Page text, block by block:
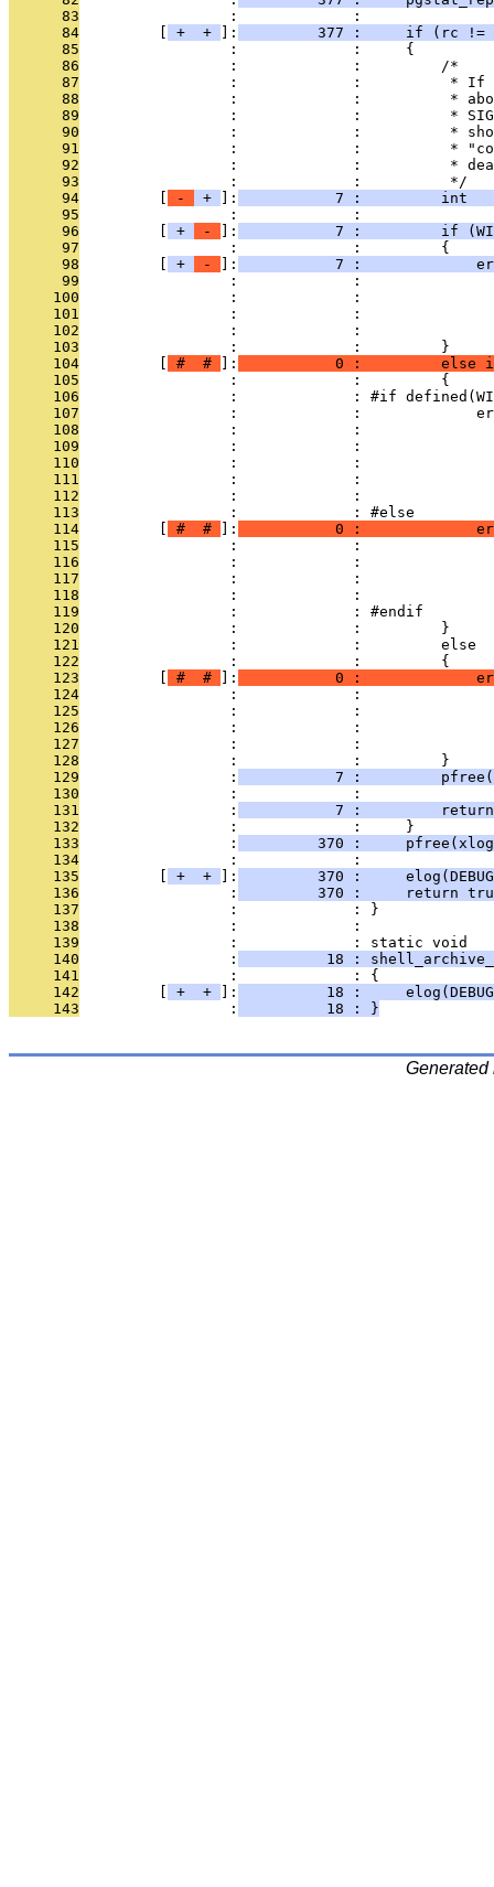
      83
                 :             :
      84
+ + ]:
377 :     if (rc !=
      85
                 :             :     {
      86
                 :             :         /*
      87
:             :          *
      88
:             :          *
      89
:             :          *
      90
:             :          *
      91
:             :          *
      92
:             :          *
      93
                 :             :          */
      94
- + ]:
7 :         int
      95
                 :             :
      96
+ - ]:
7 :         if
      97
                 :             :         {
      98
+ - ]:
7 :
      99
:             :
     100
:             :
     101
:             :
     102
:             :
     103
                 :             :         }
     104
# # ]:
0 :         else
     105
                 :             :         {
     106
:             : #if
     107
:             :
     108
:             :
     109
:             :
     110
:             :
     111
:             :
     112
:             :
     113
                 :             : #else
     114
# # ]:
0 :
     115
:             :
     116
:             :
     117
:             :
     118
:             :
     119
                 :             : #endif
     120
                 :             :         }
     121
                 :             :         else
     122
                 :             :         {
     123
# # ]:
0 :
     124
:             :
     125
:             :
     126
:             :
     127
:             :
     128
                 :             :         }
     129
                 :
7 :
     130
                 :             :
     131
                 :
7 :
     132
                 :             :     }
     133
                 :
370 :
     134
                 :             :
     135
+ + ]:
370 :
     136
                 :
370 :     return
     137
                 :             : }
     138
                 :             :
     139
                 :             : static void
     140
                 :
18 :
     141
                 :             : {
     142
+ + ]:
18 :
     143
                 :
          18 : }